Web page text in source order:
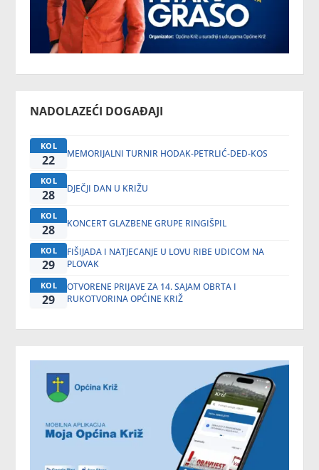
NADOLAZEĆI DOGAĐAJI
KOL
22 MEMORIJALNI TURNIR HODAK-PETRLIĆ-DED-KOS
KOL
28 DJEČJI DAN U KRIŽU
KOL
28 KONCERT GLAZBENE GRUPE RINGIŠPIL
KOL
29
FIŠIJADA I NATJECANJE U LOVU RIBE UDICOM NA
PLOVAK
KOL
29
OTVORENE PRIJAVE ZA 14. SAJAM OBRTA I
RUKOTVORINA OPĆINE KRIŽ